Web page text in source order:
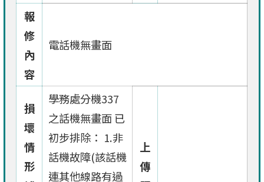
報
修
內
容
電話機無畫面
損
壞
情
形
學務處分機337
之話機無畫面 已
初步排除： 1.非
話機故障(該話機
連其他線路有過
上
傳